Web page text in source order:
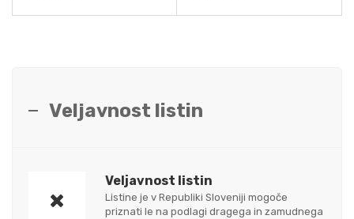
Veljavnost listin
Veljavnost listin
Listine je v Republiki Sloveniji mogoče
priznati le na podlagi dragega in zamudnega